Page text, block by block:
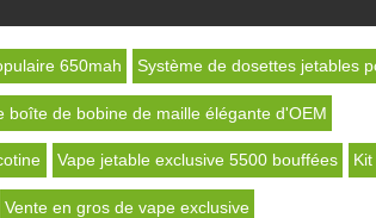
650mah Système de dosettes jetables
boîte de bobine de maille élégante d'OEM
Vape jetable exclusive 5500 bouffées
Vente en gros de vape exclusive